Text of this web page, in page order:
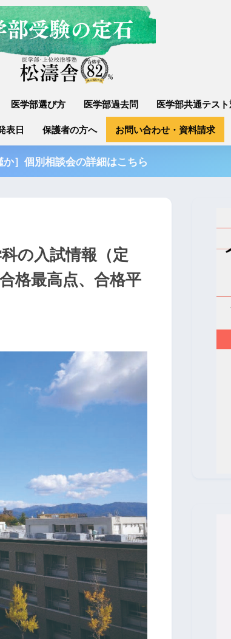
医学部選び方 医学部過去問 医学部共通テス
表日 保護者の方へ お問い合わせ・資料請求
か］個別相談会の詳細はこちら
の入試情報（定
格最高点、合格平